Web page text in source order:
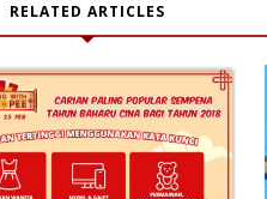
RELATED ARTICLES